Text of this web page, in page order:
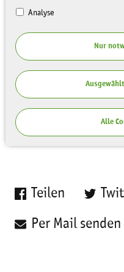
Analyse
Nur
Alle
Hier finden Sie
Pressemappe.
Teilen
Per Mail senden